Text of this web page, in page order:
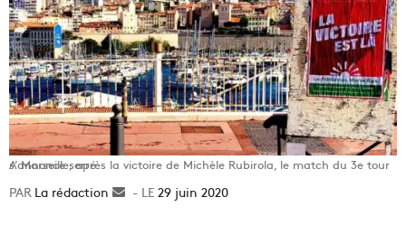
A Marseille, après la victoire de Michèle Rubirola, le match du 3e tour s’annonce serré
La rédaction
Envoyer29 juin 2020